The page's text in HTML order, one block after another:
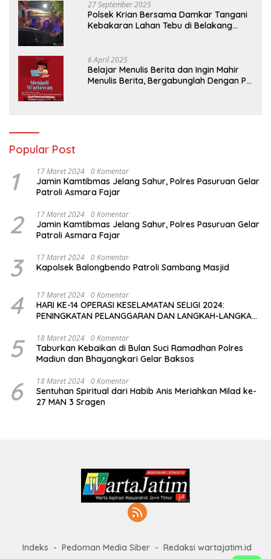
27 September 2025
Polsek Krian Bersama Damkar Tangani
Kebakaran Lahan Tebu di Belakang
6 April 2025
Belajar Menulis Berita dan Ingin Mahir
Menulis Berita, Bergabunglah Dengan PT
Popular Post
1 17 Maret 2024 0 Komentar
Jamin Kamtibmas Jelang Sahur, Polres Pasuruan Gelar
Patroli Asmara Fajar
2 17 Maret 2024 0 Komentar
Jamin Kamtibmas Jelang Sahur, Polres Pasuruan Gelar
Patroli Asmara Fajar
3 17 Maret 2024 0 Komentar
Kapolsek Balongbendo Patroli Sambang Masjid
4 17 Maret 2024 0 Komentar
HARI KE-14 OPERASI KESELAMATAN SELIGI 2024:
PENINGKATAN PELANGGARAN DAN LANGKAH-LANGKAH
5 18 Maret 2024 0 Komentar
Taburkan Kebaikan di Bulan Suci Ramadhan Polres
Madiun dan Bhayangkari Gelar Baksos
6 18 Maret 2024 0 Komentar
Sentuhan Spiritual dari Habib Anis Meriahkan Milad ke-
27 MAN 3 Sragen
Indeks Pedoman Media Siber
Redaksi wartajatim.id